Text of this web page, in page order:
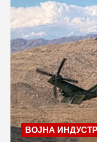
ВОЈНА